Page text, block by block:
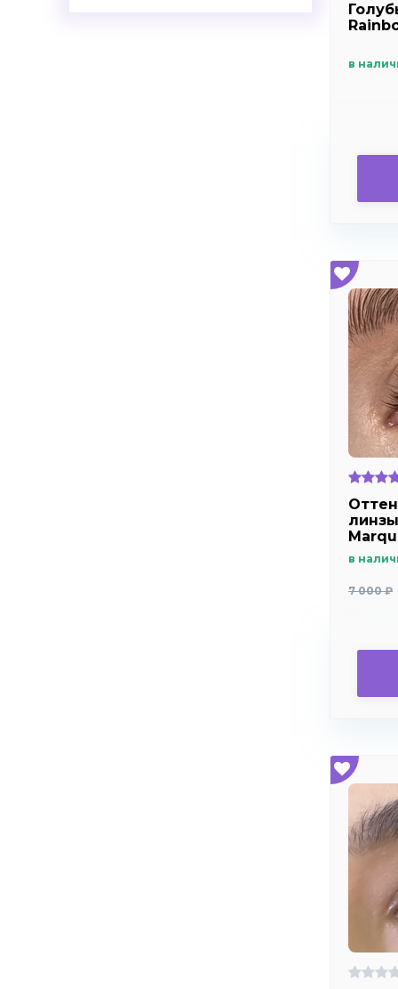
в
в
7 000 ₽